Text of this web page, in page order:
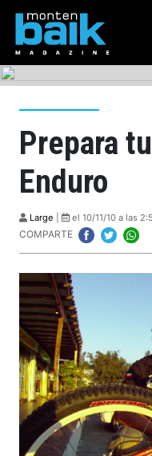
Prepara
Enduro
Large el 10/11/10 a las
COMPARTE